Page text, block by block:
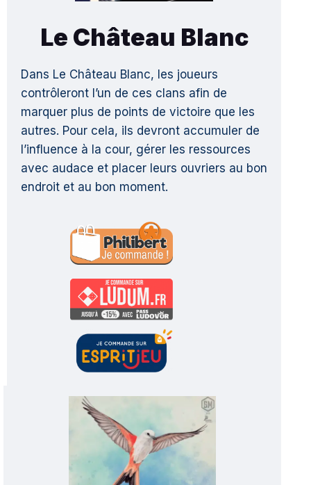
Le Château Blanc
Dans Le Château Blanc, les joueurs
contrôleront l’un de ces clans afin de
marquer plus de points de victoire que les
autres. Pour cela, ils devront accumuler de
l’influence à la cour, gérer les ressources
avec audace et placer leurs ouvriers au bon
endroit et au bon moment.